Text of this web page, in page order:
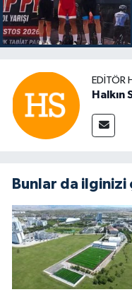
EDITÖR
Halkın
Bunlar da ilginizi